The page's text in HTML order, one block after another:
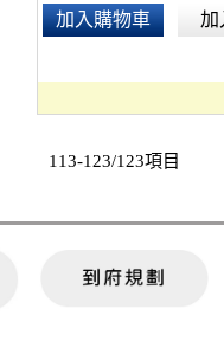
加入購物車 加
113-123/123項目